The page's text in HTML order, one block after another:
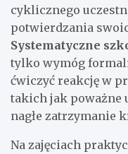
cyklicznego
potwierdzania
Systematyczne
tylko wymóg
ćwiczyć reakcję w
takich jak poważne
nagłe zatrzymanie
Na zajęciach